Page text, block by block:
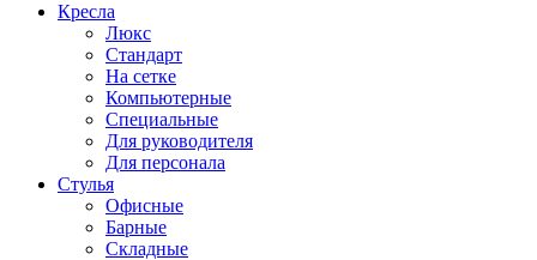
Кресла
Люкс
Стандарт
На сетке
Компьютерные
Специальные
Для руководителя
Для персонала
Стулья
Офисные
Барные
Складные